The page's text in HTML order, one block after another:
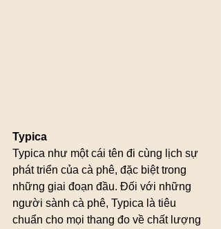
Typica
Typica như một cái tên đi cùng lịch sự
phát triển của cà phê, đặc biệt trong
những giai đoạn đầu. Đối với những
người sành cà phê, Typica là tiêu
chuẩn cho mọi thang đo về chất lượng